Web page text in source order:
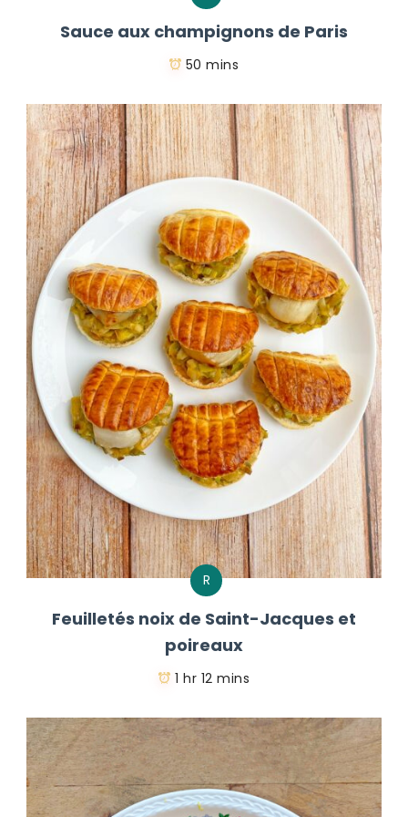
Sauce aux champignons de Paris
50 mins
R
Feuilletés noix de Saint-Jacques et
poireaux
1 hr 12 mins